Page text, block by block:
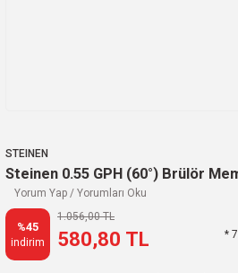
STEINEN
Steinen 0.55 GPH (60°) Brülör
Yorum Yap / Yorumları Oku
%45
indirim
1.056,00 TL
580,80 TL *